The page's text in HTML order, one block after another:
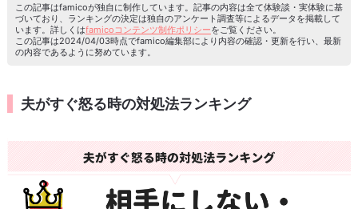
この記事はfamicoが独自に制作しています。記事の内容は全て体験談・実体験に基
づいており、ランキングの決定は独自のアンケート調査等によるデータを掲載して
います。詳しくはfamicoコンテンツ制作ポリシーをご覧ください。
この記事は2024/04/03時点でfamico編集部により内容の確認・更新を行い、最新
の内容であるように努めています。
夫がすぐ怒る時の対処法ランキング